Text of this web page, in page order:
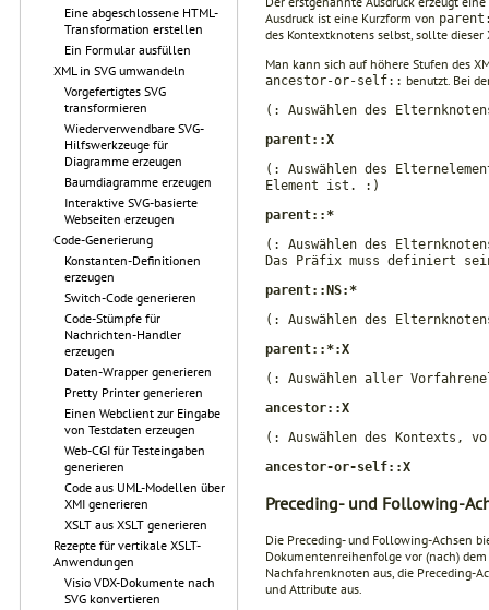
Eine abgeschlossene HTML-
Transformation erstellen
Ein Formular ausfüllen
XML in SVG umwandeln
Vorgefertigtes SVG
transformieren
Wiederverwendbare SVG-
Hilfswerkzeuge für
Diagramme erzeugen
Baumdiagramme erzeugen
Interaktive SVG-basierte
Webseiten erzeugen
Code-Generierung
Konstanten-Definitionen
erzeugen
Switch-Code generieren
Code-Stümpfe für
Nachrichten-Handler
erzeugen
Daten-Wrapper generieren
Pretty Printer generieren
Einen Webclient zur Eingabe
von Testdaten erzeugen
Web-CGI für Testeingaben
generieren
Code aus UML-Modellen über
XMI generieren
XSLT aus XSLT generieren
Rezepte für vertikale XSLT-
Anwendungen
Visio VDX-Dokumente nach
SVG konvertieren
Ausdruck ist eine Kurzform von
des Kontextknotens selbst, sollte dieser
Man kann sich auf höhere Stufen des
ancestor-or-self:: benutzt. Bei
(: Auswählen des
parent::X
(: Auswählen des
Element ist. :)
parent::*
(: Auswählen des
Das Präfix muss definiert
parent::NS:*
(: Auswählen des
parent::*:X
(: Auswählen aller
ancestor::X
(: Auswählen des Kontexts,
ancestor-or-self::X
Preceding- und Following-
Die Preceding- und Following-Achsen
Dokumentenreihenfolge vor (nach)
Nachfahrenknoten aus, die Preceding-
und Attribute aus.